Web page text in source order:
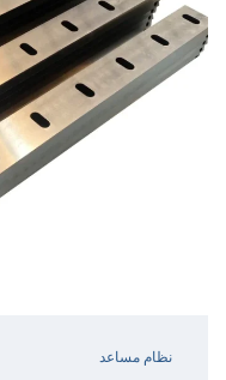
نظام مساعد